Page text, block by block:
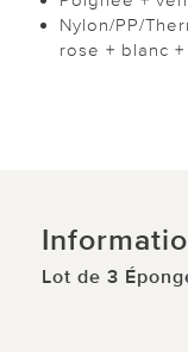
Nylon/PP/
rose + blanc
Lot de 3